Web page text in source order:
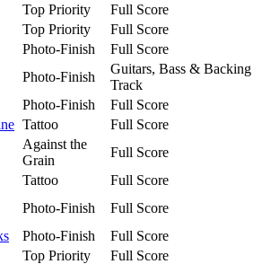
Top Priority
Full Score
Top Priority
Full Score
Photo-Finish
Full Score
Photo-Finish
Guitars, Bass & Backing
Track
Photo-Finish
Full Score
Tattoo
Full Score
Against the
Grain
Full Score
Tattoo
Full Score
Photo-Finish
Full Score
Photo-Finish
Full Score
Top Priority
Full Score